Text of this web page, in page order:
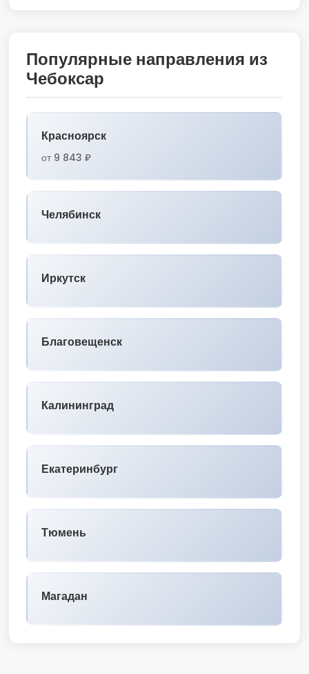
Популярные направления из
Чебоксар
Красноярск
от 9 843 ₽
Челябинск
Иркутск
Благовещенск
Калининград
Екатеринбург
Тюмень
Магадан